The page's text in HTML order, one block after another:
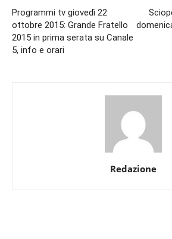
Programmi tv giovedì 22
ottobre 2015: Grande Fratello
2015 in prima serata su Canale
5, info e orari
Redazione